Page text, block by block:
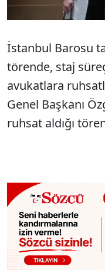
İstanbul Barosu
törende, staj
avukatlara
Genel Başkanı
ruhsat aldığı